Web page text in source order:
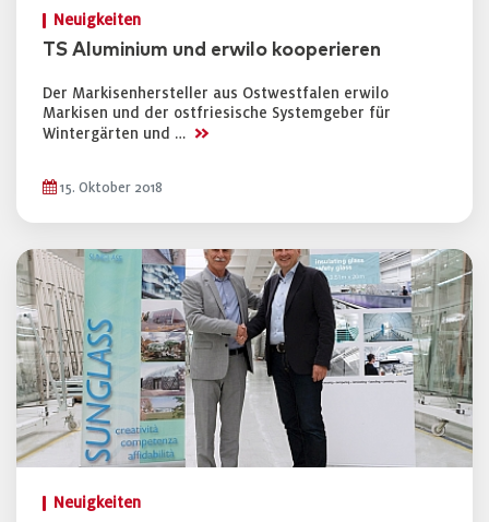
Neuigkeiten
TS Aluminium und erwilo kooperieren
Der Markisenhersteller aus Ostwestfalen erwilo
Markisen und der ostfriesische Systemgeber für
Wintergärten und … >>
15. Oktober 2018
Neuigkeiten